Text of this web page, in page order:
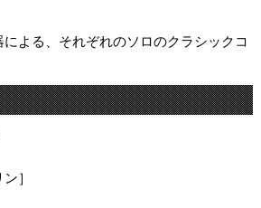
よる、それぞれのソロのクラシックコ
］